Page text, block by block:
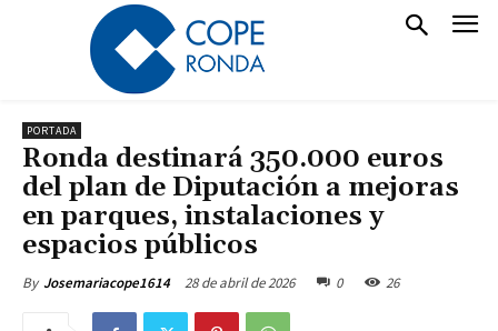
PORTADA
Ronda destinará 350.000 euros
del plan de Diputación a mejoras
en parques, instalaciones y
espacios públicos
By Josemariacope1614 28 de abril de 2026 0 26